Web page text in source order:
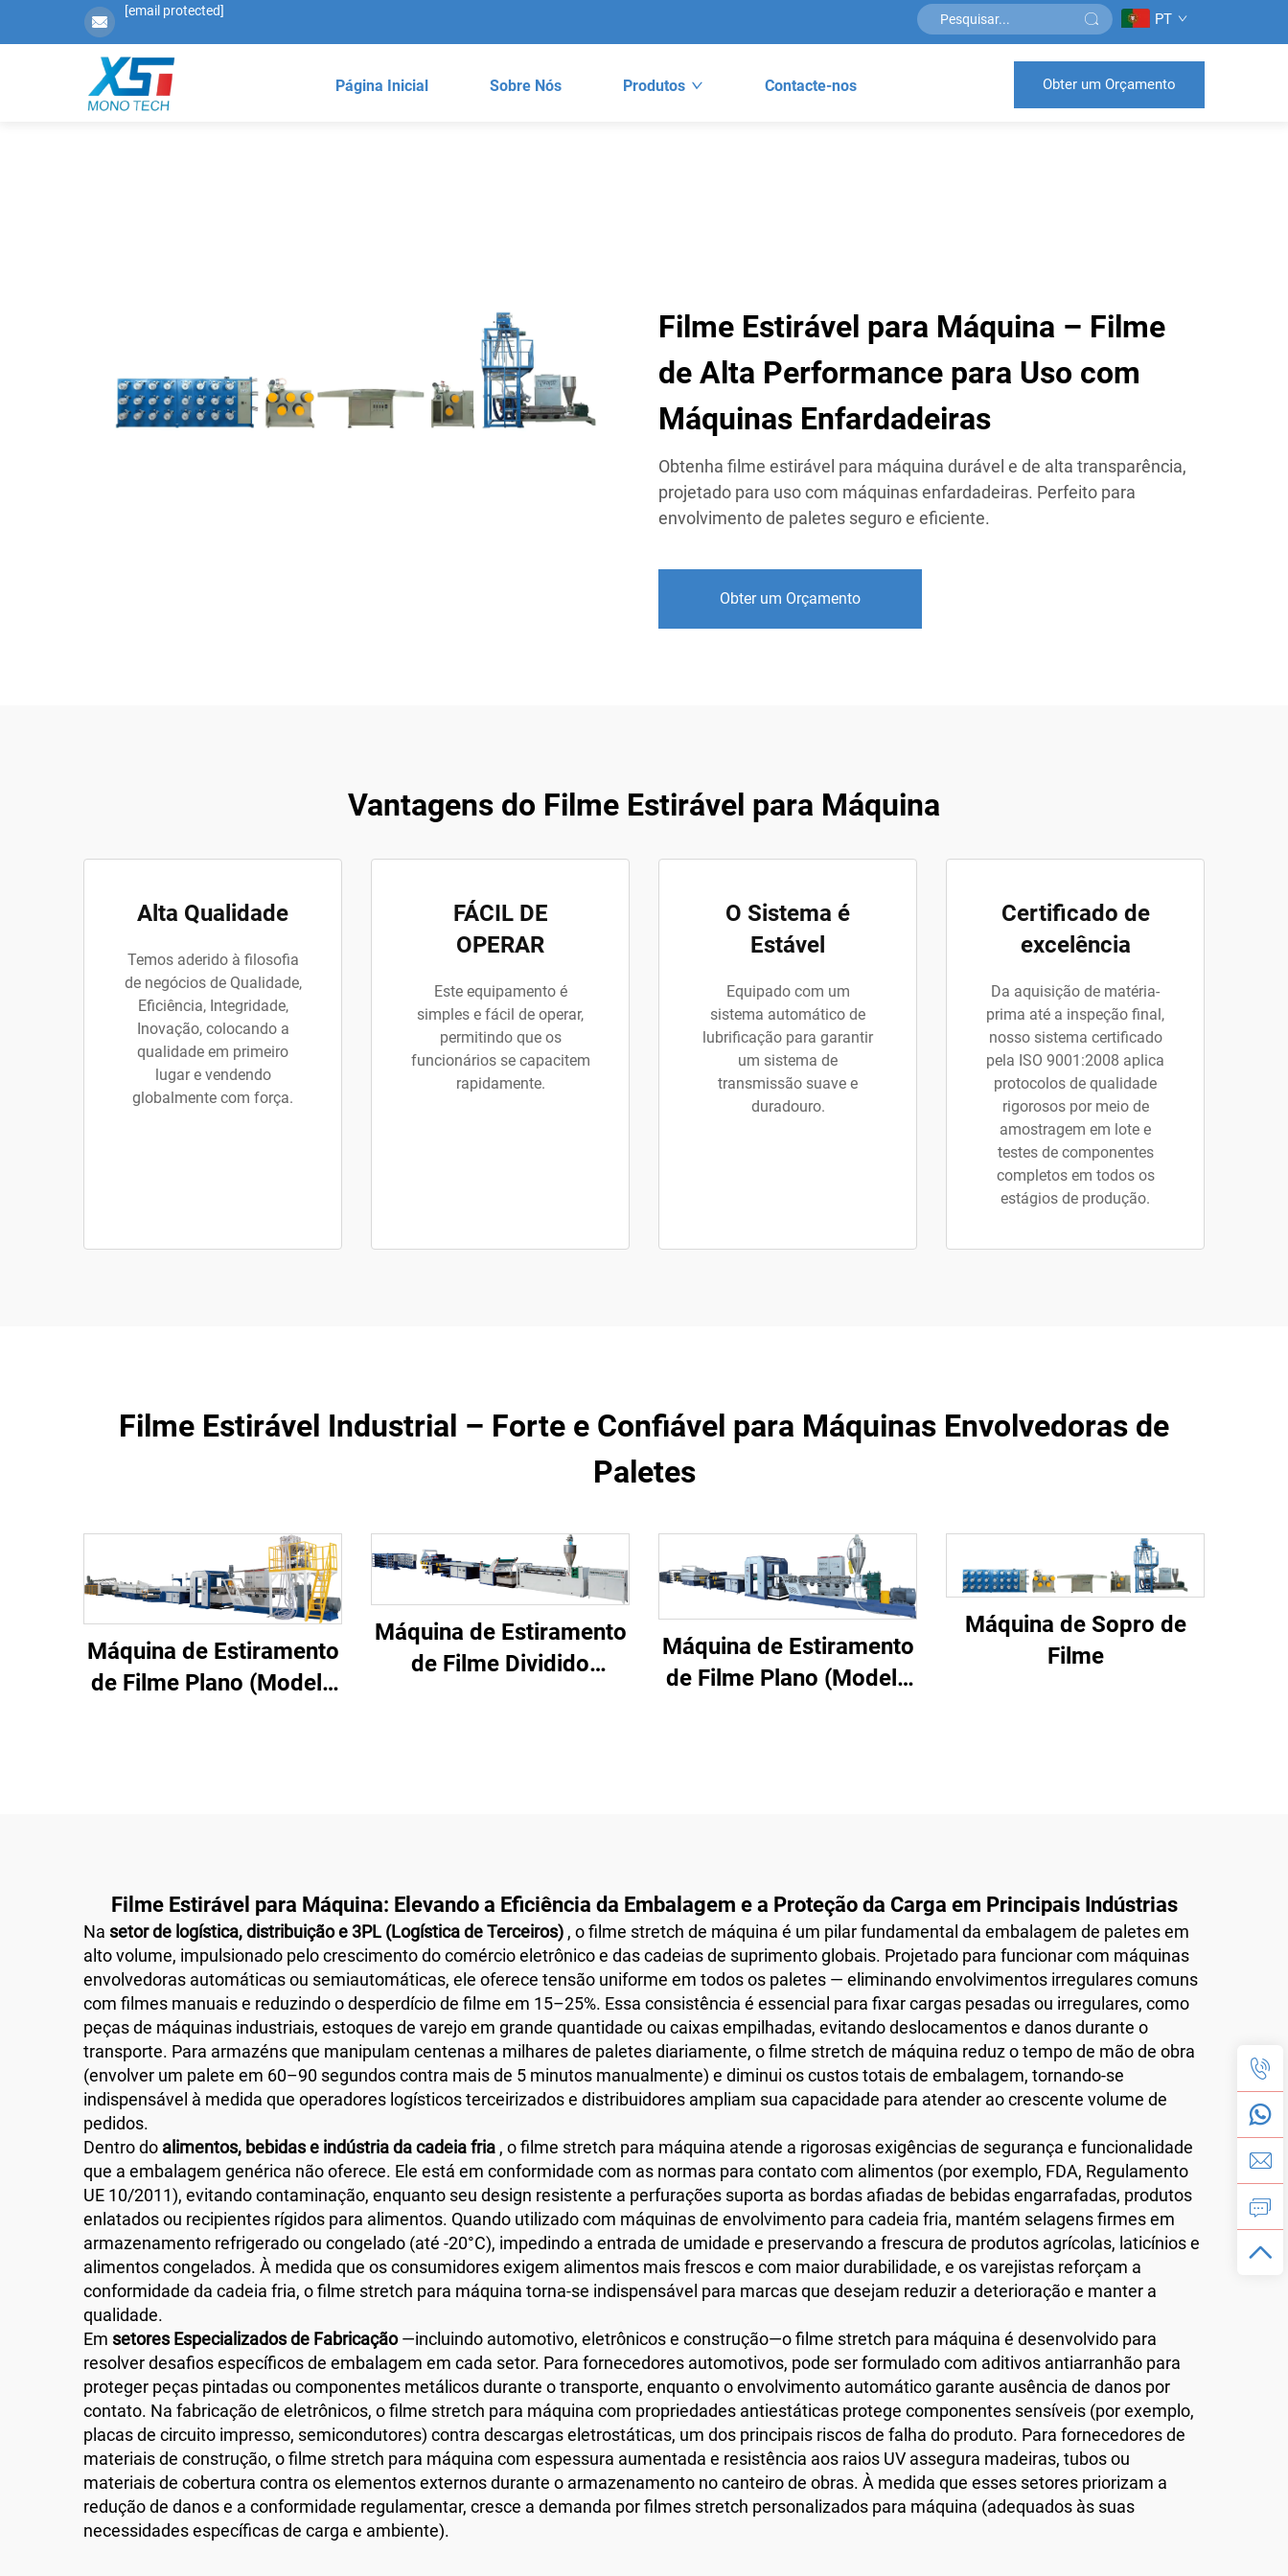
[email protected] PT
Página Inicial Sobre Nós Produtos Contacte-nos Obter um Orçamento
Filme Estirável para Máquina – Filme
de Alta Performance para Uso com
Máquinas Enfardadeiras
Obtenha filme estirável para máquina durável e de alta transparência,
projetado para uso com máquinas enfardadeiras. Perfeito para
envolvimento de paletes seguro e eficiente.
Obter um Orçamento
Vantagens do Filme Estirável para Máquina
Alta Qualidade
Temos aderido à filosofia
de negócios de Qualidade,
Eficiência, Integridade,
Inovação, colocando a
qualidade em primeiro
lugar e vendendo
globalmente com força.
FÁCIL DE
OPERAR
Este equipamento é
simples e fácil de operar,
permitindo que os
funcionários se capacitem
rapidamente.
O Sistema é
Estável
Equipado com um
sistema automático de
lubrificação para garantir
um sistema de
transmissão suave e
duradouro.
Certificado de
excelência
Da aquisição de matéria-
prima até a inspeção final,
nosso sistema certificado
pela ISO 9001:2008 aplica
protocolos de qualidade
rigorosos por meio de
amostragem em lote e
testes de componentes
completos em todos os
estágios de produção.
Filme Estirável Industrial – Forte e Confiável para Máquinas Envolvedoras de
Paletes
Máquina de Estiramento
de Filme Plano (Modelo
Máquina de Estiramento
de Filme Dividido
Máquina de Estiramento
de Filme Plano (Modelo
Máquina de Sopro de
Filme
Filme Estirável para Máquina: Elevando a Eficiência da Embalagem e a Proteção da Carga em Principais Indústrias
Na setor de logística, distribuição e 3PL (Logística de Terceiros) , o filme stretch de máquina é um pilar fundamental da embalagem de paletes em
alto volume, impulsionado pelo crescimento do comércio eletrônico e das cadeias de suprimento globais. Projetado para funcionar com máquinas
envolvedoras automáticas ou semiautomáticas, ele oferece tensão uniforme em todos os paletes — eliminando envolvimentos irregulares comuns
com filmes manuais e reduzindo o desperdício de filme em 15–25%. Essa consistência é essencial para fixar cargas pesadas ou irregulares, como
peças de máquinas industriais, estoques de varejo em grande quantidade ou caixas empilhadas, evitando deslocamentos e danos durante o
transporte. Para armazéns que manipulam centenas a milhares de paletes diariamente, o filme stretch de máquina reduz o tempo de mão de obra
(envolver um palete em 60–90 segundos contra mais de 5 minutos manualmente) e diminui os custos totais de embalagem, tornando-se
indispensável à medida que operadores logísticos terceirizados e distribuidores ampliam sua capacidade para atender ao crescente volume de
pedidos.
Dentro do alimentos, bebidas e indústria da cadeia fria , o filme stretch para máquina atende a rigorosas exigências de segurança e funcionalidade
que a embalagem genérica não oferece. Ele está em conformidade com as normas para contato com alimentos (por exemplo, FDA, Regulamento
UE 10/2011), evitando contaminação, enquanto seu design resistente a perfurações suporta as bordas afiadas de bebidas engarrafadas, produtos
enlatados ou recipientes rígidos para alimentos. Quando utilizado com máquinas de envolvimento para cadeia fria, mantém selagens firmes em
armazenamento refrigerado ou congelado (até -20°C), impedindo a entrada de umidade e preservando a frescura de produtos agrícolas, laticínios e
alimentos congelados. À medida que os consumidores exigem alimentos mais frescos e com maior durabilidade, e os varejistas reforçam a
conformidade da cadeia fria, o filme stretch para máquina torna-se indispensável para marcas que desejam reduzir a deterioração e manter a
qualidade.
Em setores Especializados de Fabricação—incluindo automotivo, eletrônicos e construção—o filme stretch para máquina é desenvolvido para
resolver desafios específicos de embalagem em cada setor. Para fornecedores automotivos, pode ser formulado com aditivos antiarranhão para
proteger peças pintadas ou componentes metálicos durante o transporte, enquanto o envolvimento automático garante ausência de danos por
contato. Na fabricação de eletrônicos, o filme stretch para máquina com propriedades antiestáticas protege componentes sensíveis (por exemplo,
placas de circuito impresso, semicondutores) contra descargas eletrostáticas, um dos principais riscos de falha do produto. Para fornecedores de
materiais de construção, o filme stretch para máquina com espessura aumentada e resistência aos raios UV assegura madeiras, tubos ou
materiais de cobertura contra os elementos externos durante o armazenamento no canteiro de obras. À medida que esses setores priorizam a
redução de danos e a conformidade regulamentar, cresce a demanda por filmes stretch personalizados para máquina (adequados às suas
necessidades específicas de carga e ambiente).